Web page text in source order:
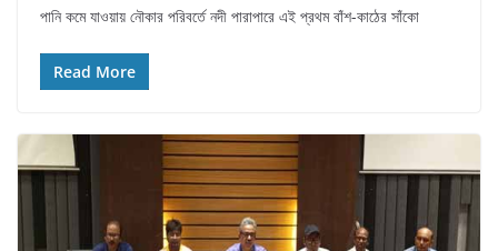
পানি কমে যাওয়ায় নৌকার পরিবর্তে নদী পারাপারে এই প্রথম বাঁশ-কাঠের সাঁকো
Read More